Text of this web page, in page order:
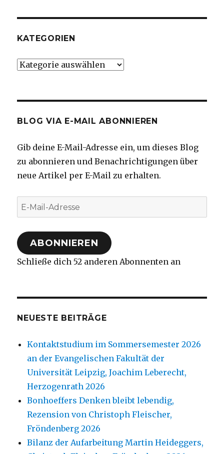
KATEGORIEN
Kategorien
BLOG VIA E-MAIL ABONNIEREN
Gib deine E-Mail-Adresse ein, um dieses Blog
zu abonnieren und Benachrichtigungen über
neue Artikel per E-Mail zu erhalten.
E-
Mail-
Adresse
ABONNIEREN
Schließe dich 52 anderen Abonnenten an
NEUESTE BEITRÄGE
Kontaktstudium im Sommersemester 2026
an der Evangelischen Fakultät der
Universität Leipzig, Joachim Leberecht,
Herzogenrath 2026
Bonhoeffers Denken bleibt lebendig,
Rezension von Christoph Fleischer,
Fröndenberg 2026
Bilanz der Aufarbeitung Martin Heideggers,